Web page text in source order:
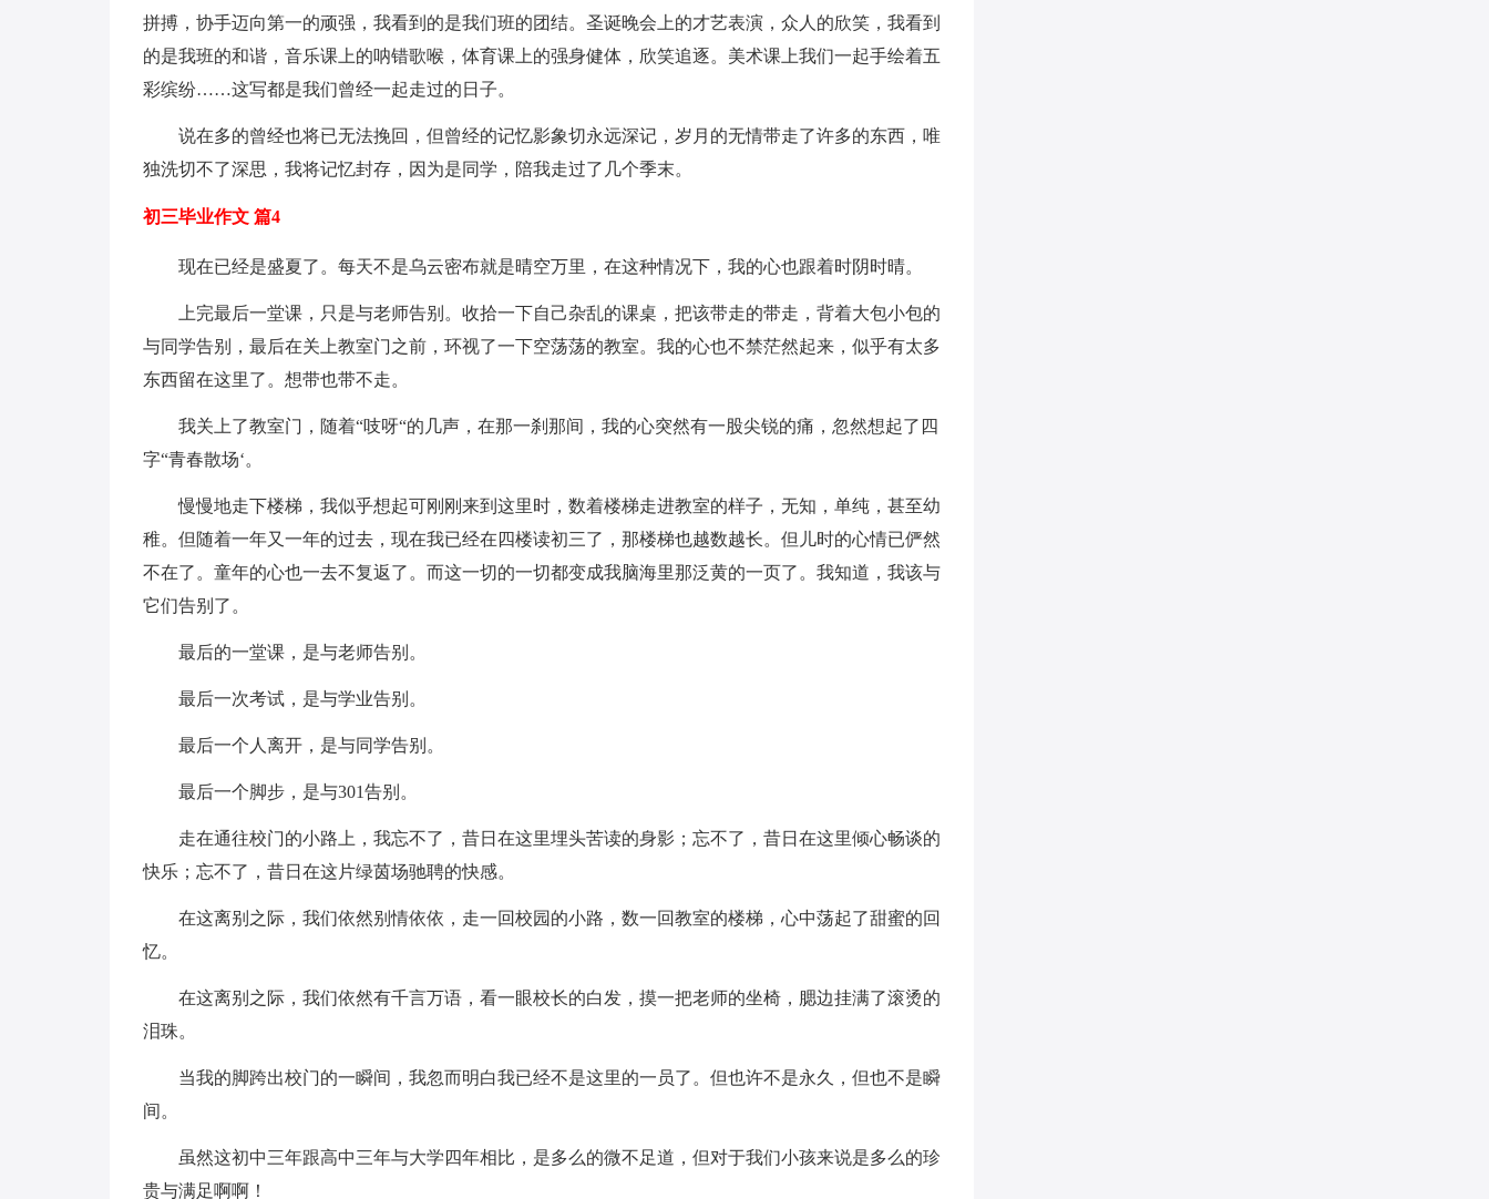
拼搏，协手迈向第一的顽强，我看到的是我们班的团结。圣诞晚会上的才艺表演，众人的欣笑，我看到
的是我班的和谐，音乐课上的呐错歌喉，体育课上的强身健体，欣笑追逐。美术课上我们一起手绘着五
彩缤纷……这写都是我们曾经一起走过的日子。
说在多的曾经也将已无法挽回，但曾经的记忆影象切永远深记，岁月的无情带走了许多的东西，唯
独洗切不了深思，我将记忆封存，因为是同学，陪我走过了几个季末。
初三毕业作文 篇4
现在已经是盛夏了。每天不是乌云密布就是晴空万里，在这种情况下，我的心也跟着时阴时晴。
上完最后一堂课，只是与老师告别。收拾一下自己杂乱的课桌，把该带走的带走，背着大包小包的
与同学告别，最后在关上教室门之前，环视了一下空荡荡的教室。我的心也不禁茫然起来，似乎有太多
东西留在这里了。想带也带不走。
我关上了教室门，随着“吱呀“的几声，在那一刹那间，我的心突然有一股尖锐的痛，忽然想起了四
字“青春散场‘。
慢慢地走下楼梯，我似乎想起可刚刚来到这里时，数着楼梯走进教室的样子，无知，单纯，甚至幼
稚。但随着一年又一年的过去，现在我已经在四楼读初三了，那楼梯也越数越长。但儿时的心情已俨然
不在了。童年的心也一去不复返了。而这一切的一切都变成我脑海里那泛黄的一页了。我知道，我该与
它们告别了。
最后的一堂课，是与老师告别。
最后一次考试，是与学业告别。
最后一个人离开，是与同学告别。
最后一个脚步，是与301告别。
走在通往校门的小路上，我忘不了，昔日在这里埋头苦读的身影；忘不了，昔日在这里倾心畅谈的
快乐；忘不了，昔日在这片绿茵场驰聘的快感。
在这离别之际，我们依然别情依依，走一回校园的小路，数一回教室的楼梯，心中荡起了甜蜜的回
忆。
在这离别之际，我们依然有千言万语，看一眼校长的白发，摸一把老师的坐椅，腮边挂满了滚烫的
泪珠。
当我的脚跨出校门的一瞬间，我忽而明白我已经不是这里的一员了。但也许不是永久，但也不是瞬
间。
虽然这初中三年跟高中三年与大学四年相比，是多么的微不足道，但对于我们小孩来说是多么的珍
贵与满足啊啊！